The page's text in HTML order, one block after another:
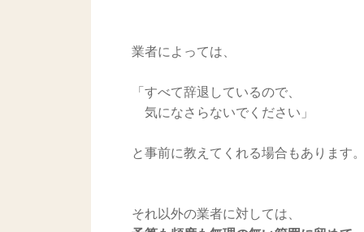
業者によっては、
「すべて辞退しているので、
気になさらないでください」
と事前に教えてくれる場合もあります。
それ以外の業者に対しては、